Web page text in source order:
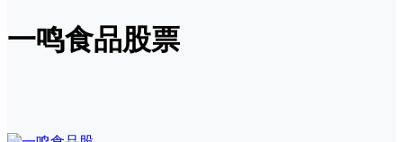
一鸣食品股票